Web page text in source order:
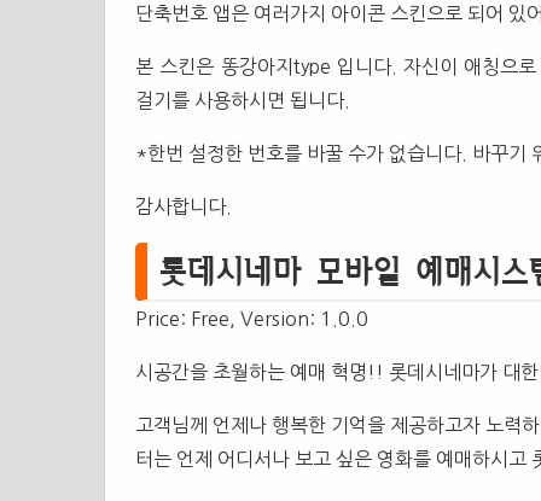
단축번호 앱은 여러가지 아이콘 스킨으로 되어 있
본 스킨은 똥강아지type 입니다. 자신이 애칭으
걸기를 사용하시면 됩니다.
*한번 설정한 번호를 바꿀 수가 없습니다. 바꾸기
감사합니다.
롯데시네마 모바일 예매시
Price: Free, Version: 1.0.0
시공간을 초월하는 예매 혁명!! 롯데시네마가 대
고객님께 언제나 행복한 기억을 제공하고자 노력
터는 언제 어디서나 보고 싶은 영화를 예매하시고